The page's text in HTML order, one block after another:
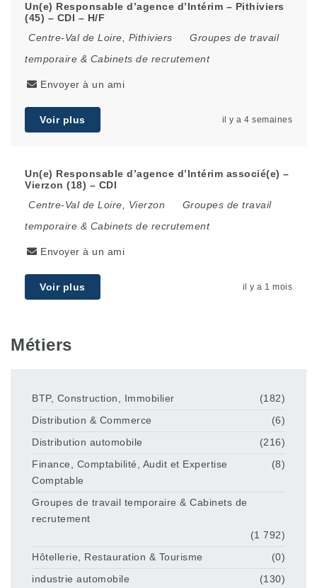
Un(e) Responsable d’agence d’Intérim – Pithiviers
(45) – CDI – H/F
Centre-Val de Loire, Pithiviers
Groupes de travail
temporaire & Cabinets de recrutement
Envoyer à un ami
Voir plus il y a 4 semaines
Un(e) Responsable d’agence d’Intérim associé(e) –
Vierzon (18) – CDI
Centre-Val de Loire, Vierzon
Groupes de travail
temporaire & Cabinets de recrutement
Envoyer à un ami
Voir plus il y a 1 mois
Métiers
BTP, Construction, Immobilier
(182)
Distribution & Commerce
(6)
Distribution automobile
(216)
Finance, Comptabilité, Audit et Expertise
Comptable
(8)
Groupes de travail temporaire & Cabinets de
recrutement
(1 792)
Hôtellerie, Restauration & Tourisme
(0)
industrie automobile
(130)